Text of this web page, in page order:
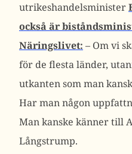
utrikeshandelsminister
också är
Näringslivet: – Om vi
för de flesta länder,
utkanten som man
Har man någon
Man kanske känner till
Långstrump.